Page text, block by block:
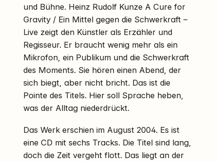
und Bühne. Heinz Rudolf Kunze A Cure for
Gravity / Ein Mittel gegen die Schwerkraft –
Live zeigt den Künstler als Erzähler und
Regisseur. Er braucht wenig mehr als ein
Mikrofon, ein Publikum und die Schwerkraft
des Moments. Sie hören einen Abend, der
sich biegt, aber nicht bricht. Das ist die
Pointe des Titels. Hier soll Sprache heben,
was der Alltag niederdrückt.
Das Werk erschien im August 2004. Es ist
eine CD mit sechs Tracks. Die Titel sind lang,
doch die Zeit vergeht flott. Das liegt an der